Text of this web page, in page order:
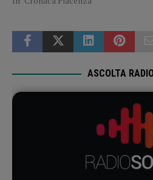
ASCOLTA